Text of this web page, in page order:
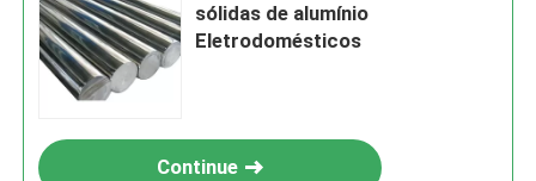
sólidas de alumínio
Eletrodomésticos
Continue